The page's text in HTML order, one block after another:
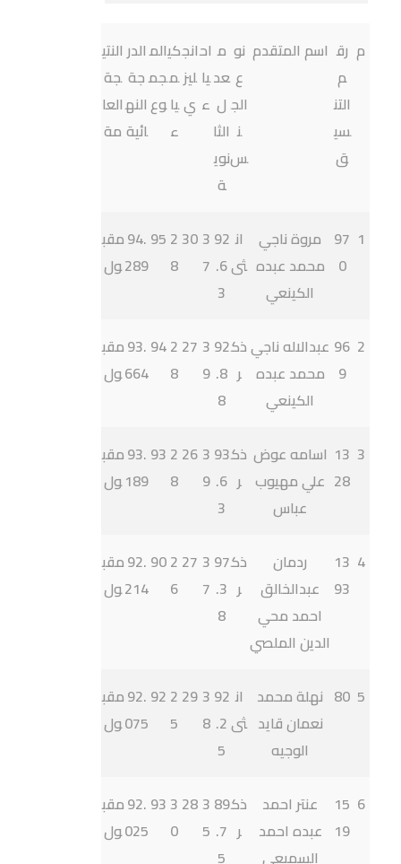
م رق
م
التن
سي
ق
اسم المتقدم نو
ع
الج
ن
س
م
عد
ل
الثا
نوي
ة
اح
يا
ء
انج
ليز
ي
كي
م
يا
ء
الم
جم
وع
الدر
جة
النه
ائية
النتي
جة
العا
مة
1
97
0
مروة ناجي
محمد عبده
الكينعي
ان
ثى
92
.6
3
3
7
30
2
8
95
94.
289
مقب
ول
2
96
9
عبدالاله ناجي
محمد عبده
الكينعي
ذك
ر
92
.8
8
3
9
27
2
8
94
93.
664
مقب
ول
3
13
28
اسامه عوض
علي مهيوب
عباس
ذك
ر
93
.6
3
3
9
26
2
8
93
93.
189
مقب
ول
4
13
93
ردمان
عبدالخالق
احمد محي
الدين الملصي
ذك
ر
97
.3
8
3
7
27
2
6
90
92.
214
مقب
ول
5
80 نهلة محمد
نعمان قايد
الوجيه
ان
ثى
92
.2
5
3
8
29
2
5
92
92.
075
مقب
ول
6
15
19
عنتر احمد
عبده احمد
السميعي
ذك
ر
89
.7
5
3
5
28
3
0
93
92.
025
مقب
ول